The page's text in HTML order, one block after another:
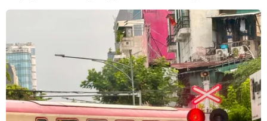
Nỗ lực để đưa cơ thể lên cao dần, tiến đến khu vực ngọn cây có
cắm rất nhiều phần quà thưởng của Ban tổ chức. (Ảnh: Xuân
Tiến/TTXVN)